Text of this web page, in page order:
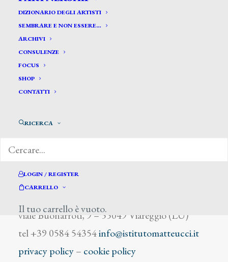
DIZIONARIO DEGLI ARTISTI
SEMBRARE E NON ESSERE…
ARCHIVI
CONSULENZE
FOCUS
SHOP
CONTATTI
RICERCA
LOGIN / REGISTER
CARRELLO
Il tuo carrello è vuoto.
Iolly Emile
viale Buonarroti, 9 – 55049 Viareggio (LU)
tel +39 0584 54354info@istitutomatteucci.it
privacy policy– cookie policy